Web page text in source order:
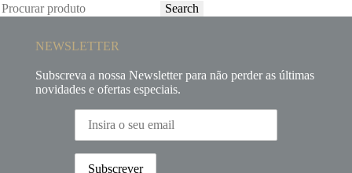
Search
NEWSLETTER
Subscreva a nossa Newsletter para não perder as últimas
novidades e ofertas especiais.